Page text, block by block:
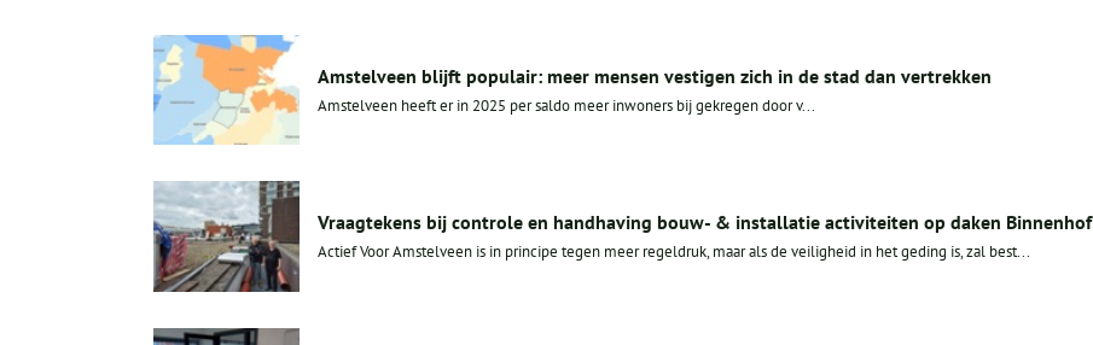
Amstelveen blijft populair: meer mensen vestigen zich in de stad dan vertrekken
Amstelveen heeft er in 2025 per saldo meer inwoners bij gekregen door v...
Vraagtekens bij controle en handhaving bouw- & installatie activiteiten op daken Binnenhof
Actief Voor Amstelveen is in principe tegen meer regeldruk, maar als de veiligheid in het geding is, zal best...